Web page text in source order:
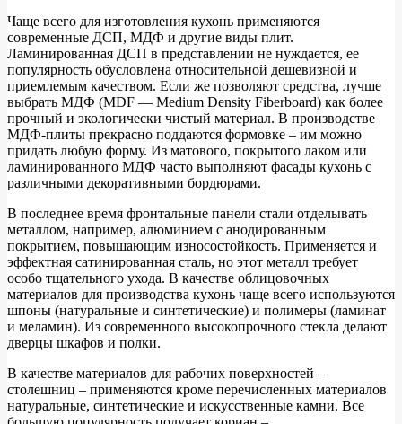
Чаще всего для изготовления кухонь применяются
современные ДСП, МДФ и другие виды плит.
Ламинированная ДСП в представлении не нуждается, ее
популярность обусловлена относительной дешевизной и
приемлемым качеством. Если же позволяют средства, лучше
выбрать МДФ (MDF — Medium Density Fiberboard) как более
прочный и экологически чистый материал. В производстве
МДФ-плиты прекрасно поддаются формовке – им можно
придать любую форму. Из матового, покрытого лаком или
ламинированного МДФ часто выполняют фасады кухонь с
различными декоративными бордюрами.
В последнее время фронтальные панели стали отделывать
металлом, например, алюминием с анодированным
покрытием, повышающим износостойкость. Применяется и
эффектная сатинированная сталь, но этот металл требует
особо тщательного ухода. В качестве облицовочных
материалов для производства кухонь чаще всего используются
шпоны (натуральные и синтетические) и полимеры (ламинат
и меламин). Из современного высокопрочного стекла делают
дверцы шкафов и полки.
В качестве материалов для рабочих поверхностей –
столешниц – применяются кроме перечисленных материалов
натуральные, синтетические и искусственные камни. Все